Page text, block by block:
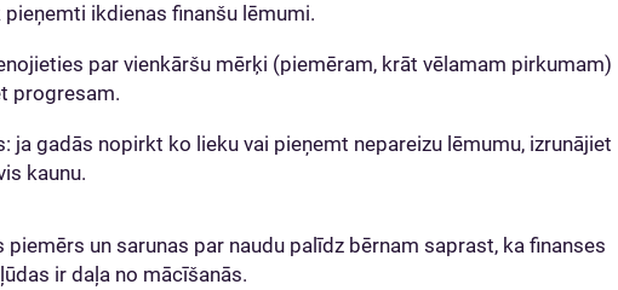
ikdienas finanšu lēmumi.
par vienkāršu mērķi (piemēram, krāt vēlamam pirkumam)
progresam.
ja gadās nopirkt ko lieku vai pieņemt nepareizu lēmumu, izrunājiet
kaunu.
un sarunas par naudu palīdz bērnam saprast, ka finanses
ir daļa no mācīšanās.